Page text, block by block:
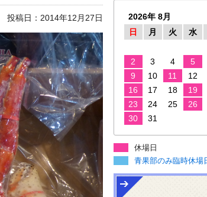
投稿日：2014年12月27日
2026年 8月
日
月 火 水
2
3 4 5
9
10 11 12
16
17 18 19
23
24 25 26
30
31
休場日
青果部のみ臨時休場